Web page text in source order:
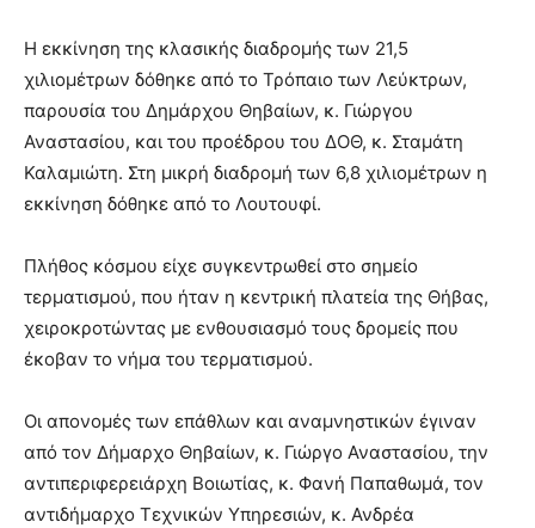
Η εκκίνηση της κλασικής διαδρομής των 21,5
χιλιομέτρων δόθηκε από το Τρόπαιο των Λεύκτρων,
παρουσία του Δημάρχου Θηβαίων, κ. Γιώργου
Αναστασίου, και του προέδρου του ΔΟΘ, κ. Σταμάτη
Καλαμιώτη. Στη μικρή διαδρομή των 6,8 χιλιομέτρων η
εκκίνηση δόθηκε από το Λουτουφί.
Πλήθος κόσμου είχε συγκεντρωθεί στο σημείο
τερματισμού, που ήταν η κεντρική πλατεία της Θήβας,
χειροκροτώντας με ενθουσιασμό τους δρομείς που
έκοβαν το νήμα του τερματισμού.
Οι απονομές των επάθλων και αναμνηστικών έγιναν
από τον Δήμαρχο Θηβαίων, κ. Γιώργο Αναστασίου, την
αντιπεριφερειάρχη Βοιωτίας, κ. Φανή Παπαθωμά, τον
αντιδήμαρχο Τεχνικών Υπηρεσιών, κ. Ανδρέα